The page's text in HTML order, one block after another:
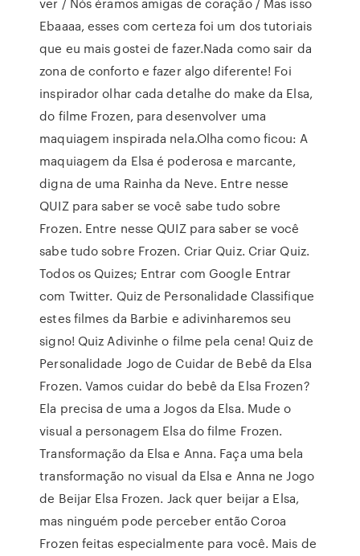
Ebaaaa, esses com certeza foi um dos tutoriais
que eu mais gostei de fazer.Nada como sair da
zona de conforto e fazer algo diferente! Foi
inspirador olhar cada detalhe do make da Elsa,
do filme Frozen, para desenvolver uma
maquiagem inspirada nela.Olha como ficou: A
maquiagem da Elsa é poderosa e marcante,
digna de uma Rainha da Neve. Entre nesse
QUIZ para saber se você sabe tudo sobre
Frozen. Entre nesse QUIZ para saber se você
sabe tudo sobre Frozen. Criar Quiz. Criar Quiz.
Todos os Quizes; Entrar com Google Entrar
com Twitter. Quiz de Personalidade Classifique
estes filmes da Barbie e adivinharemos seu
signo! Quiz Adivinhe o filme pela cena! Quiz de
Personalidade Jogo de Cuidar de Bebê da Elsa
Frozen. Vamos cuidar do bebê da Elsa Frozen?
Ela precisa de uma a Jogos da Elsa. Mude o
visual a personagem Elsa do filme Frozen.
Transformação da Elsa e Anna. Faça uma bela
transformação no visual da Elsa e Anna ne Jogo
de Beijar Elsa Frozen. Jack quer beijar a Elsa,
mas ninguém pode perceber então Coroa
Frozen feitas especialmente para você. Mais de